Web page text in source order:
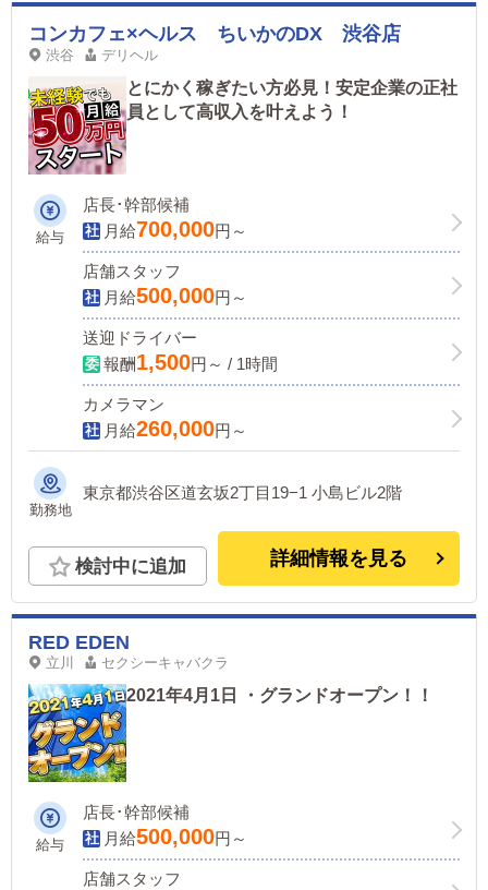
コンカフェ×ヘルス ちいかのDX 渋谷店
渋谷 デリヘル
とにかく稼ぎたい方必見！安定企業の正社
員として高収入を叶えよう！
給与
店長･幹部候補
月給700,000円～
店舗スタッフ
月給500,000円～
送迎ドライバー
報酬1,500円～ / 1時間
カメラマン
月給260,000円～
勤務地
東京都渋谷区道玄坂2丁目19−1 小島ビル2階
検討中に追加 詳細情報を見る
RED EDEN
立川 セクシーキャバクラ
2021年4月1日 ・グランドオープン！！
給与
店長･幹部候補
月給500,000円～
店舗スタッフ